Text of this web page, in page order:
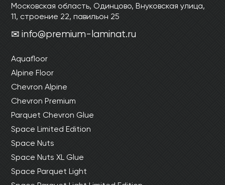
Московская область, Одинцово, Внуковская улица,
11, строение 22, павильон 25
info@premium-laminat.ru
Aquafloor
Alpine Floor
Chevron Alpine
Chevron Premium
Parquet Chevron Glue
Space Limited Edition
Space Nuts
Space Nuts XL Glue
Space Parquet Light